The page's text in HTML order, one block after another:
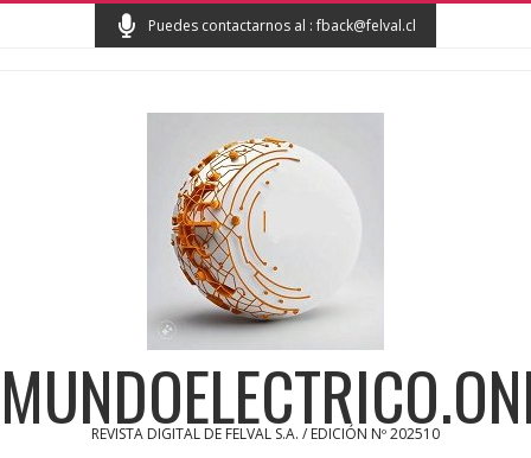
Puedes contactarnos al : fback@felval.cl
REVISTA DIGITAL DE FELVAL S.A. / EDICIÓN Nº 202510